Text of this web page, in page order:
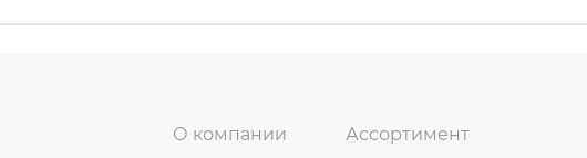
О компании Ассортимент